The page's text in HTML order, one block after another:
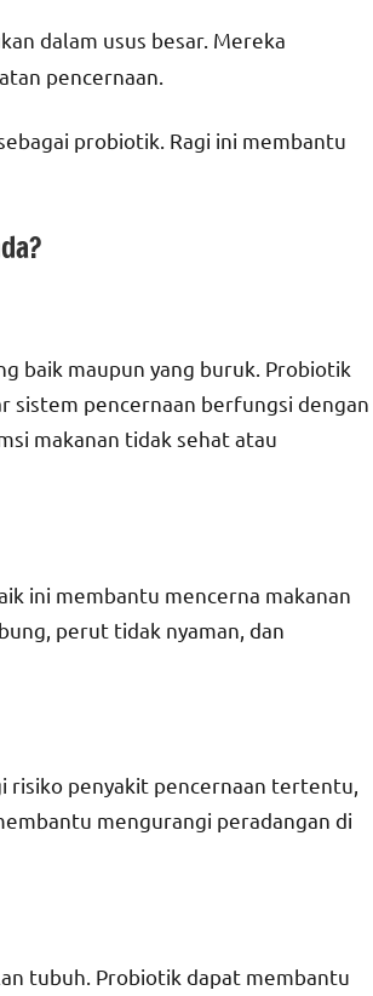
dalam usus besar. Mereka
pencernaan.
probiotik. Ragi ini membantu
baik maupun yang buruk. Probiotik
sistem pencernaan berfungsi dengan
makanan tidak sehat atau
ini membantu mencerna makanan
perut tidak nyaman, dan
penyakit pencernaan tertentu,
mengurangi peradangan di
tubuh. Probiotik dapat membantu